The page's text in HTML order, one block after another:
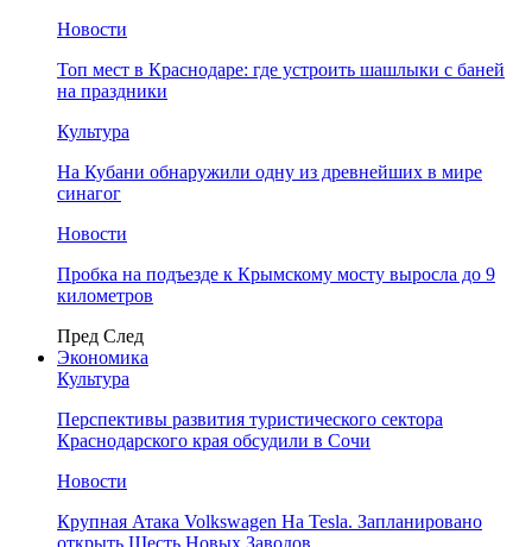
Новости
Топ мест в Краснодаре: где устроить шашлыки с баней
на праздники
Культура
На Кубани обнаружили одну из древнейших в мире
синагог
Новости
Пробка на подъезде к Крымскому мосту выросла до 9
километров
Пред След
Экономика
Культура
Перспективы развития туристического сектора
Краснодарского края обсудили в Сочи
Новости
Крупная Атака Volkswagen На Tesla. Запланировано
открыть Шесть Новых Заводов